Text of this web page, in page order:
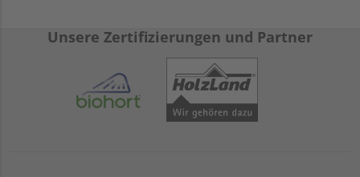
Unsere Zertifizierungen und Partner